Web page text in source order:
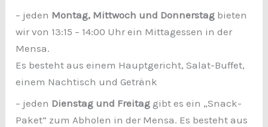
– jeden Montag, Mittwoch und Donnerstag bieten
wir von 13:15 – 14:00 Uhr ein Mittagessen in der
Mensa.
Es besteht aus einem Hauptgericht, Salat-Buffet,
einem Nachtisch und Getränk
– jeden Dienstag und Freitag gibt es ein „Snack-
Paket“ zum Abholen in der Mensa. Es besteht aus